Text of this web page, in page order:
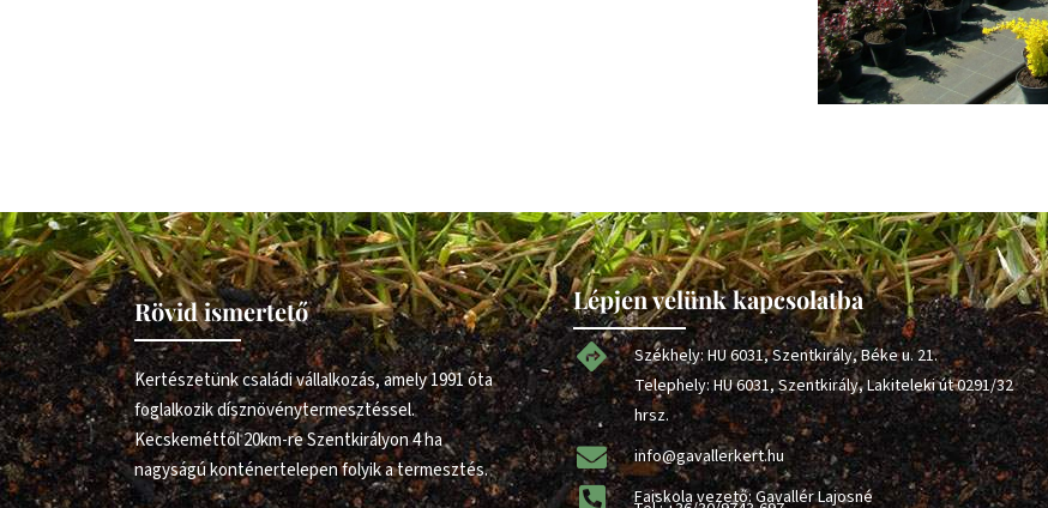
Rövid ismertető
Kertészetünk családi vállalkozás, amely 1991 óta
foglalkozik dísznövénytermesztéssel.
Kecskeméttől 20km-re Szentkirályon 4 ha
nagyságú konténertelepen folyik a termesztés.
Lépjen velünk kapcsolatba
Székhely: HU 6031, Szentkirály, Béke u. 21.
Telephely: HU 6031, Szentkirály, Lakiteleki út 0291/32
hrsz.
info@gavallerkert.hu
Faiskola vezető: Gavallér Lajosné